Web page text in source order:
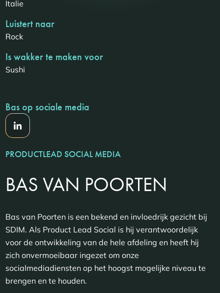
PRODUCTLEAD SOCIAL MEDIA
BAS VAN POORTEN
Bas van Poorten is een bekend en invloedrijk gezicht bij
SDIM. Als Product Lead Social is hij verantwoordelijk
voor de ontwikkeling van de hele afdeling en heeft hij
zich onvermoeibaar ingezet om onze
socialmediadiensten op het hoogst mogelijke niveau te
brengen en te houden.
Italie
Luistert naar
Rock
Is wakker te maken voor
Sushi
Bas op sociale media